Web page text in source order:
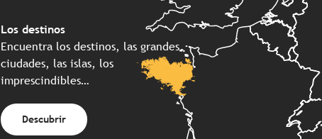
Los destinos
Encuentra los destinos, las grandes
ciudades, las islas, los
imprescindibles…
Descubrir